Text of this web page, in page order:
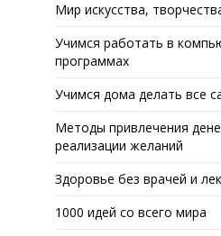
Мир искусства,
Учимся работать в
программах
Учимся дома делать все
Методы привлечения
реализации желаний
Здоровье без врачей и
1000 идей со всего мира